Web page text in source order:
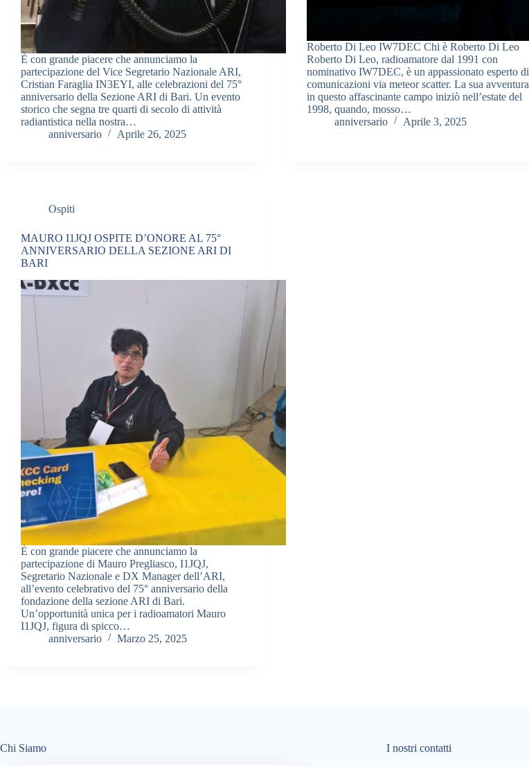
È con grande piacere che annunciamo la
partecipazione del Vice Segretario Nazionale ARI,
Cristian Faraglia IN3EYI, alle celebrazioni del 75°
anniversario della Sezione ARI di Bari. Un evento
storico che segna tre quarti di secolo di attività
radiantistica nella nostra…
anniversario
Aprile 26, 2025
Roberto Di Leo IW7DEC Chi è Roberto Di Leo
Roberto Di Leo, radioamatore dal 1991 con
nominativo IW7DEC, è un appassionato esperto di
comunicazioni via meteor scatter. La sua avventura
in questo affascinante campo iniziò nell’estate del
1998, quando, mosso…
anniversario
Aprile 3, 2025
Ospiti
MAURO I1JQJ OSPITE D’ONORE AL 75°
ANNIVERSARIO DELLA SEZIONE ARI DI
BARI
È con grande piacere che annunciamo la
partecipazione di Mauro Pregliasco, I1JQJ,
Segretario Nazionale e DX Manager dell’ARI,
all’evento celebrativo del 75° anniversario della
fondazione della sezione ARI di Bari.
Un’opportunità unica per i radioamatori Mauro
I1JQJ, figura di spicco…
anniversario
Marzo 25, 2025
Chi Siamo
I nostri contatti